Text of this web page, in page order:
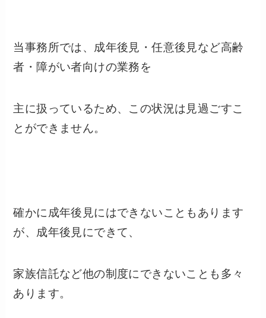
当事務所では、成年後見・任意後見など高齢
者・障がい者向けの業務を
主に扱っているため、この状況は見過ごすこ
とができません。
確かに成年後見にはできないこともあります
が、成年後見にできて、
家族信託など他の制度にできないことも多々
あります。